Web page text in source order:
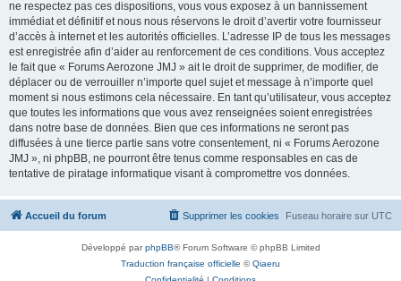
ne respectez pas ces dispositions, vous vous exposez à un bannissement
immédiat et définitif et nous nous réservons le droit d’avertir votre fournisseur
d’accès à internet et les autorités officielles. L’adresse IP de tous les messages
est enregistrée afin d’aider au renforcement de ces conditions. Vous acceptez
le fait que « Forums Aerozone JMJ » ait le droit de supprimer, de modifier, de
déplacer ou de verrouiller n’importe quel sujet et message à n’importe quel
moment si nous estimons cela nécessaire. En tant qu’utilisateur, vous acceptez
que toutes les informations que vous avez renseignées soient enregistrées
dans notre base de données. Bien que ces informations ne seront pas
diffusées à une tierce partie sans votre consentement, ni « Forums Aerozone
JMJ », ni phpBB, ne pourront être tenus comme responsables en cas de
tentative de piratage informatique visant à compromettre vos données.
Accueil du forum Fuseau horaire sur UTC
Supprimer les cookies
Développé parphpBB® Forum Software © phpBB Limited
Traduction française officielle ©Qiaeru